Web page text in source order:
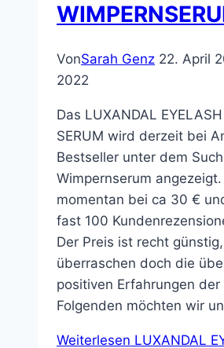
VonSarah Genz 22. April
2022
Das LUXANDAL
SERUM wird derzeit bei
Bestseller unter dem
Wimpernserum
momentan bei ca 30 €
fast 100
Der Preis ist recht
überraschen doch die
positiven Erfahrungen der
Folgenden möchten wir
Weiterlesen LUXANDAL